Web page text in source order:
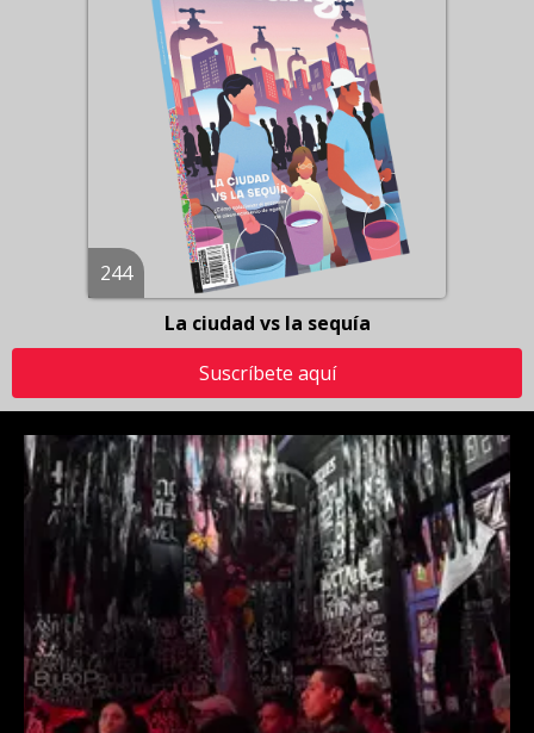
244
La ciudad vs la sequía
Suscríbete aquí